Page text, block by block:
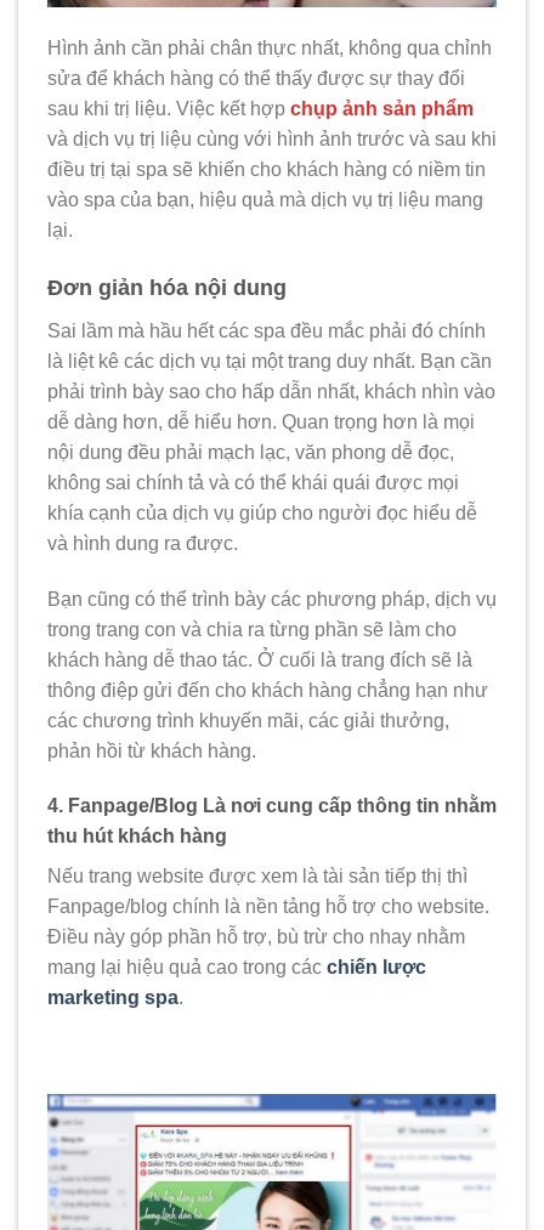
Hình ảnh cần phải chân thực nhất, không qua chỉnh
sửa để khách hàng có thể thấy được sự thay đổi
sau khi trị liệu. Việc kết hợp chụp ảnh sản phẩm
và dịch vụ trị liệu cùng với hình ảnh trước và sau khi
điều trị tại spa sẽ khiến cho khách hàng có niềm tin
vào spa của bạn, hiệu quả mà dịch vụ trị liệu mang
lại.
Đơn giản hóa nội dung
Sai lầm mà hầu hết các spa đều mắc phải đó chính
là liệt kê các dịch vụ tại một trang duy nhất. Bạn cần
phải trình bày sao cho hấp dẫn nhất, khách nhìn vào
dễ dàng hơn, dễ hiểu hơn. Quan trọng hơn là mọi
nội dung đều phải mạch lạc, văn phong dễ đọc,
không sai chính tả và có thể khái quái được mọi
khía cạnh của dịch vụ giúp cho người đọc hiểu dễ
và hình dung ra được.
Bạn cũng có thể trình bày các phương pháp, dịch vụ
trong trang con và chia ra từng phần sẽ làm cho
khách hàng dễ thao tác. Ở cuối là trang đích sẽ là
thông điệp gửi đến cho khách hàng chẳng hạn như
các chương trình khuyến mãi, các giải thưởng,
phản hồi từ khách hàng.
4. Fanpage/Blog Là nơi cung cấp thông tin nhằm
thu hút khách hàng
Nếu trang website được xem là tài sản tiếp thị thì
Fanpage/blog chính là nền tảng hỗ trợ cho website.
Điều này góp phần hỗ trợ, bù trừ cho nhay nhằm
mang lại hiệu quả cao trong các chiến lược
marketing spa.